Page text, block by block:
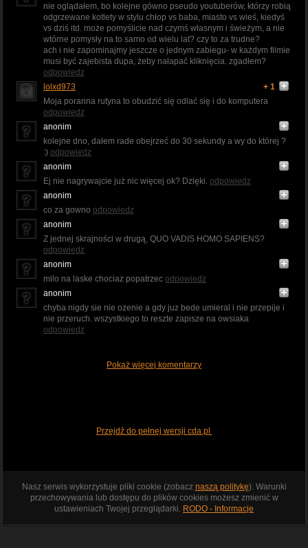
nie oglądałem, bo kolejne gówno pseudo youtuberów, którzy robią
odgrzewane kotlety w stylu chłop vs baba, miasto vs wieś, kiedyś
vs dziś itd. może pomyślicie nad czymś własnym i świeżym, a nie
wtórne pomysły na to samo od wielu lat? czy to za trudne?
ach i nie zapominajmy jeszcze o jednym zabiegu- w każdym filmie
musi być zajebista dupa, żeby nałapać kliknięcia. zgadłem?
odpowiedz
lolxd973
+ 1
Moja poranna rutyna to obudzić się odlać się i do komputera
odpowiedz
anonim
kolejne dno, dałem rade obejrzeć do 30 sekundy a wy do której ?
:) odpowiedz
anonim
Ej nie nagrywajcie już nic więcej ok? Dzięki. odpowiedz
anonim
co za gowno odpowiedz
anonim
Z jednej skrajności w drugą, QUO VADIS HOMO SAPIENS?
odpowiedz
anonim
milo na laske chociaz popatrzec odpowiedz
anonim
chyba nigdy sie nie ozenie a gdy juz bede umieral i nie przepije i
nie przeruch. wszystkiego to reszte zapisze na owsiaka
odpowiedz
Pokaż więcej komentarzy
Przejdź do pełnej wersji cda.pl
Nasz serwis wykorzystuje pliki cookie (zobacz naszą politykę). Warunki
przechowywania lub dostępu do plików cookies możesz zmienić w
ustawieniach Twojej przeglądarki. RODO - Informacje